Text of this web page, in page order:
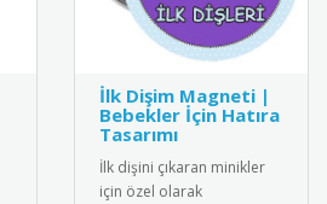
İlk Dişim Magneti |
Bebekler İçin Hatıra
Tasarımı
İlk dişini çıkaran minikler
için özel olarak